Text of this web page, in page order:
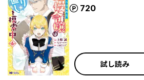
720
ポイント
試し読み